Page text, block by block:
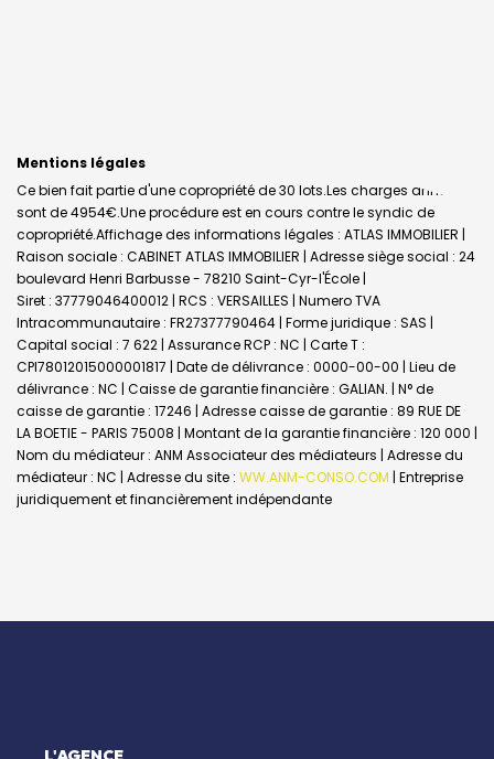
Mentions légales
Ce bien fait partie d'une copropriété de 30 lots.Les charges annuelles
sont de 4954€.Une procédure est en cours contre le syndic de
copropriété.Affichage des informations légales : ATLAS IMMOBILIER |
Raison sociale : CABINET ATLAS IMMOBILIER | Adresse siège social : 24
boulevard Henri Barbusse - 78210 Saint-Cyr-l'École |
Siret : 37779046400012 | RCS : VERSAILLES | Numero TVA
Intracommunautaire : FR27377790464 | Forme juridique : SAS |
Capital social : 7 622 | Assurance RCP : NC | Carte T :
CPI78012015000001817 | Date de délivrance : 0000-00-00 | Lieu de
délivrance : NC | Caisse de garantie financière : GALIAN. | N° de
caisse de garantie : 17246 | Adresse caisse de garantie : 89 RUE DE
LA BOETIE - PARIS 75008 | Montant de la garantie financière : 120 000 |
Nom du médiateur : ANM Associateur des médiateurs | Adresse du
médiateur : NC | Adresse du site : WW.ANM-CONSO.COM | Entreprise
juridiquement et financièrement indépendante